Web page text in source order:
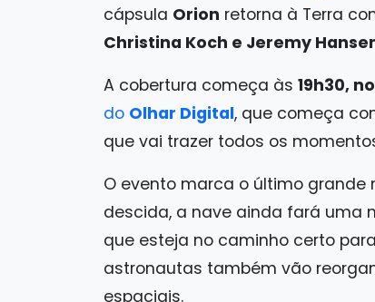
cápsula Orion retorna à Terra
Christina Koch e Jeremy
A cobertura começa às 19h30,
do Olhar Digital, que começa
que vai trazer todos os
O evento marca o último grande
descida, a nave ainda fará uma
que esteja no caminho certo
astronautas também vão
espaciais.